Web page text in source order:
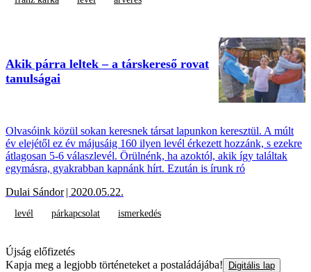
Akik párra leltek – a társkereső rovat
tanulságai
Olvasóink közül sokan keresnek társat lapunkon keresztül. A múlt
év elejétől ez év májusáig 160 ilyen levél érkezett hozzánk, s ezekre
átlagosan 5-6 válaszlevél. Örülnénk, ha azoktól, akik így találtak
egymásra, gyakrabban kapnánk hírt. Ezután is írunk ró
Dulai Sándor | 2020.05.22.
levél párkapcsolat ismerkedés
Újság előfizetés
Kapja meg a legjobb történeteket a postaládájába!
Digitális lap